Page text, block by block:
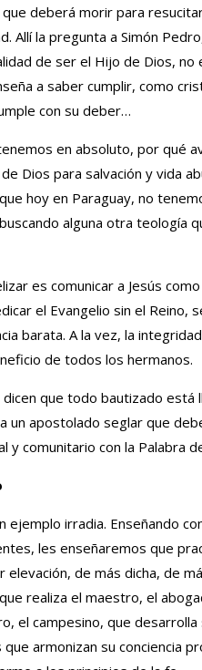
deberá morir para
Allí la pregunta a Simón
de ser el Hijo de Dios,
a saber cumplir, como
con su deber…
en absoluto, por qué
Dios para salvación y vida
hoy en Paraguay, no
alguna otra teología
es comunicar a Jesús
el Evangelio sin el Reino,
barata. A la vez, la
de todos los hermanos.
que todo bautizado está
un apostolado seglar que
comunitario con la Palabra
ejemplo irradia. Enseñando
les enseñaremos que
elevación, de más dicha, de
realiza el maestro, el
el campesino, que
armonizan su conciencia